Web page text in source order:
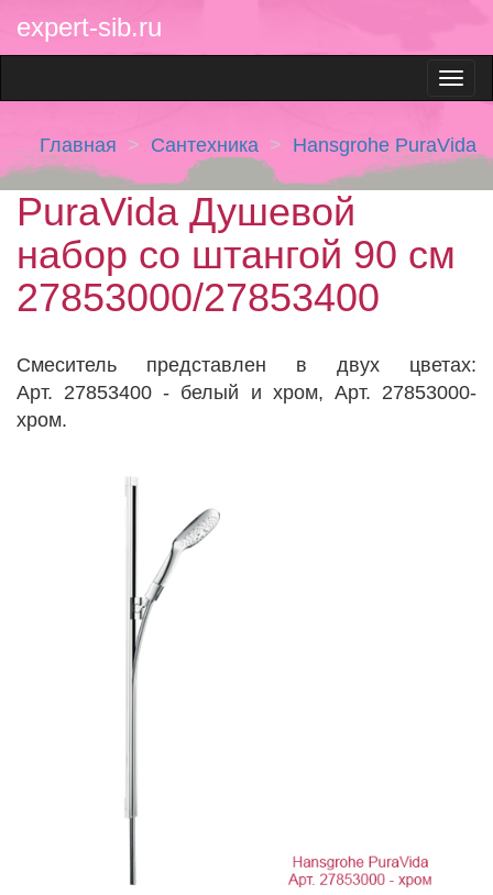
expert-sib.ru
Главная Сантехника Hansgrohe PuraVida
PuraVida Душевой
набор со штангой 90 см
27853000/27853400
Cмеситель представлен в двух цветах:
Арт. 27853400 - белый и хром, Арт. 27853000-
хром.